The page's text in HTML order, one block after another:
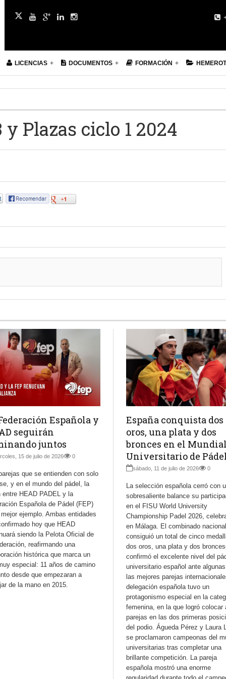
LICENCIAS DOCUMENTOS FORMACIÓN
Plazas ciclo 1 2024
Española y
seguirán
juntos
15 de julio de 2026 0
que se entienden con solo
y en el mundo del pádel, la
entre HEAD PADEL y la
Española de Pádel (FEP)
ejemplo. Ambas entidades
hoy que HEAD
siendo la Pelota Oficial de
reafirmando una
histórica que marca un
especial: 11 años de camino
desde que empezaran a
de la mano en 2015.
España conquista dos
oros, una plata y dos
bronces en el
Universitario de
sábado, 11 de julio de 2026 0
La selección española cerró con
sobresaliente balance su
en el FISU World University
Championship Padel 2026,
en Málaga. El combinado nacional
consiguió un total de cinco
dos oros, una plata y dos
confirmó el excelente nivel del
universitario español ante
las mejores parejas
delegación española tuvo un
protagonismo especial en la
femenina, en la que logró colocar
parejas en las dos primeras
del podio. Águeda Pérez y Laura
se proclamaron campeonas del
universitarias tras completar una
brillante competición. La pareja
española mostró una enorme